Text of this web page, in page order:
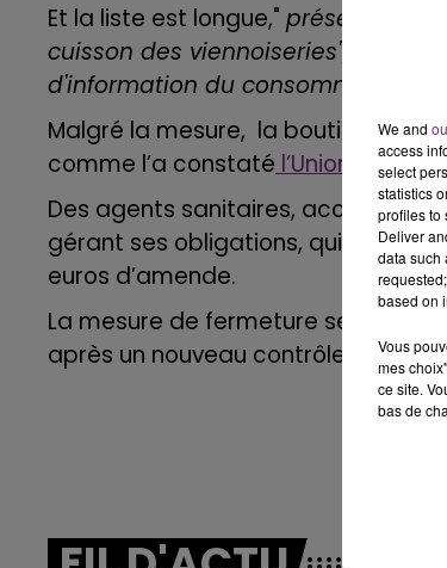
15h00 - 19h00
LE CLUB CHAMPAGNE FM
Et la liste est longue," présence de
cuisson des viennoiseries",
d'information du consommateur
Malgré la mesure, la boutique
comme l’a constaté l’Union.
Des agents sanitaires,
gérant ses obligations, qui en cas
euros d’amende.
La mesure de fermeture sera levée
après un nouveau contrôle.
LA POP MACHINE -
We and
access
select
statistics
profiles to
Deliver
data such
based on
Vous
mes
ce site.
bas de